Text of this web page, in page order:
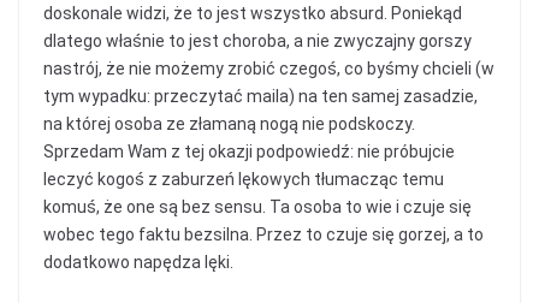
doskonale widzi, że to jest wszystko absurd. Poniekąd
dlatego właśnie to jest choroba, a nie zwyczajny gorszy
nastrój, że nie możemy zrobić czegoś, co byśmy chcieli (w
tym wypadku: przeczytać maila) na ten samej zasadzie,
na której osoba ze złamaną nogą nie podskoczy.
Sprzedam Wam z tej okazji podpowiedź: nie próbujcie
leczyć kogoś z zaburzeń lękowych tłumacząc temu
komuś, że one są bez sensu. Ta osoba to wie i czuje się
wobec tego faktu bezsilna. Przez to czuje się gorzej, a to
dodatkowo napędza lęki.